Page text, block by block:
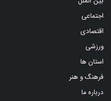
استان ها
فرهنگ و هنر
درباره ما
صفحات اصلی
مهمترین اخبار